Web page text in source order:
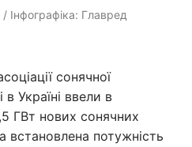
Інфографіка: Главред
сонячної
Україні ввели в
ГВт нових сонячних
встановлена потужність